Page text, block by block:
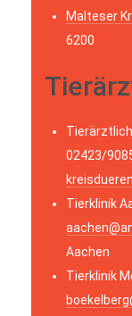
Malteser
6200
02423/
Tierklinik
Aachen
Tierklinik